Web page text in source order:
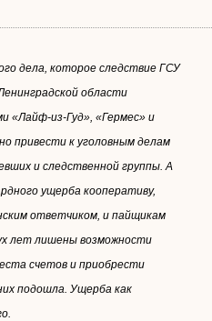
дела, которое следствие ГСУ
области
«Лайф-из-Гуд», «Гермес» и
привести к уголовным делам
и следственной группы. А
ущерба кооперативу,
ответчиком, и пайщикам
лет лишены возможности
счетов и приобрести
подошла. Ущерба как